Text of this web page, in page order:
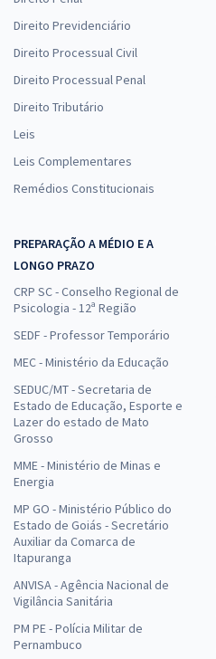
Direito Previdenciário
Direito Processual Civil
Direito Processual Penal
Direito Tributário
Leis
Leis Complementares
Remédios Constitucionais
PREPARAÇÃO A MÉDIO E A
LONGO PRAZO
CRP SC - Conselho Regional de
Psicologia - 12ª Região
SEDF - Professor Temporário
MEC - Ministério da Educação
SEDUC/MT - Secretaria de
Estado de Educação, Esporte e
Lazer do estado de Mato
Grosso
MME - Ministério de Minas e
Energia
MP GO - Ministério Público do
Estado de Goiás - Secretário
Auxiliar da Comarca de
Itapuranga
ANVISA - Agência Nacional de
Vigilância Sanitária
PM PE - Polícia Militar de
Pernambuco